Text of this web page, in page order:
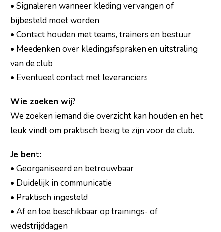
• Signaleren wanneer kleding vervangen of
bijbesteld moet worden
• Contact houden met teams, trainers en bestuur
• Meedenken over kledingafspraken en uitstraling
van de club
• Eventueel contact met leveranciers
Wie zoeken wij?
We zoeken iemand die overzicht kan houden en het
leuk vindt om praktisch bezig te zijn voor de club.
Je bent:
• Georganiseerd en betrouwbaar
• Duidelijk in communicatie
• Praktisch ingesteld
• Af en toe beschikbaar op trainings- of
wedstrijddagen